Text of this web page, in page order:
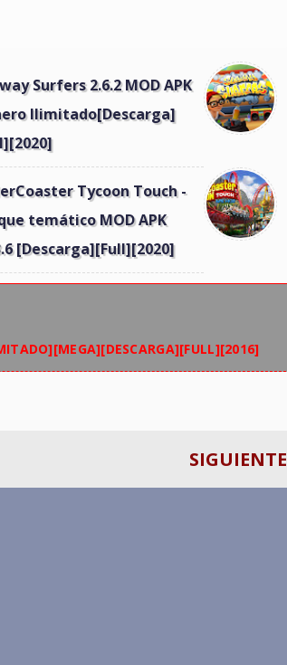
Surfers 2.6.2 MOD APK
Ilimitado[Descarga]
Tycoon Touch -
temático MOD APK
[Descarga][Full][2020]
SIGUIENTE